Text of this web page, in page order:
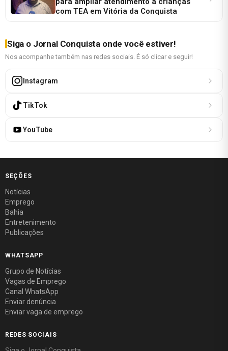
com TEA em Vitória da Conquista
Siga o Jornal Conquista onde você estiver!
Nos acompanhe também nas redes sociais. É só clicar e seguir!
Instagram
TikTok
YouTube
SEÇÕES
Notícias
Emprego
Bahia
Entretenimento
Publicações
WHATSAPP
Grupo de Notícias
Vagas de Emprego
Canal WhatsApp
Enviar denúncia
Enviar vaga de emprego
REDES SOCIAIS